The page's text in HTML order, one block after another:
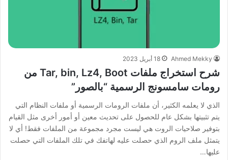
Ahmed Mekky 18 أبريل 2023
شرح استخراج ملفات Tar, bin, Lz4, Boot من
رومات سامسونج الرسمية “بالصور”
الذي لا يعلمه الكثير، أن ملفات الرومات الرسمية أو ملفات النظام التي
يتم تثبيتها بشكل عام للحصول على تحديث معين أو أمور أخرى مثل القيام
بتوفير صلاحيات الروت هي ليست مجرد مجموعة من الملفات فقط! أي لا
يتمثل ملف الروم الذي حصلت عليه لهاتفك في تلك الملفات التي حصلت
عليها…